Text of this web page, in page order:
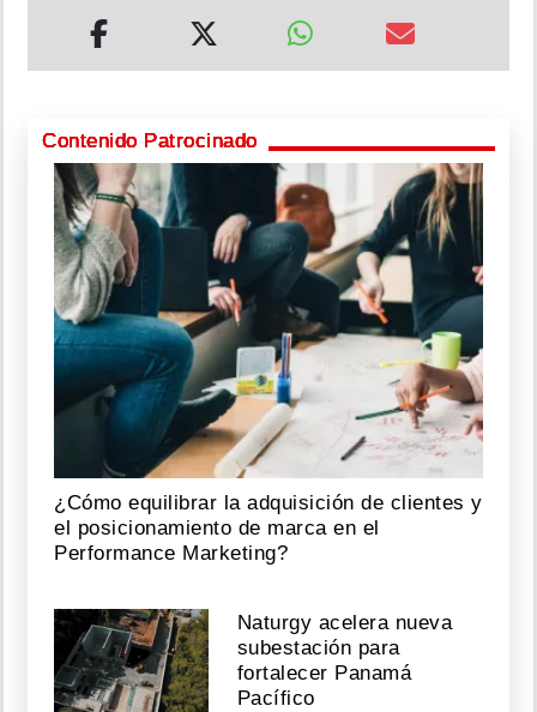
Contenido Patrocinado
¿Cómo equilibrar la adquisición de clientes y
el posicionamiento de marca en el
Performance Marketing?
Naturgy acelera nueva
subestación para
fortalecer Panamá
Pacífico